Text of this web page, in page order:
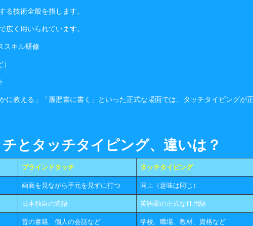
る技術全般を指します。
広く用いられています。
スキル研修
に教える」「履歴書に書く」といった正式な場面では、タッチタイピングが
とタッチタイピング、違いは？
ブラインドタッチ タッチタイピング
画面を見ながら手元を見ずに打つ 同上（意味は同じ）
日本独自の造語 英語圏の正式なIT用語
昔の書籍、個人の会話など 学校、職場、教材、資格など